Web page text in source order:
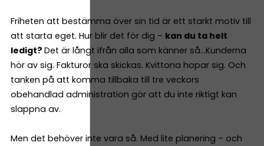
Friheten att bestämma över sin tid är ett starkt motiv till
att starta eget. Hur blir det för dig – kan du ta helt
ledigt? Det är långt ifrån alla som känner så…Kunderna
hör av sig. Fakturor ska skickas. Kvittona hopar sig. Och
tanken på att komma tillbaka till tre veckors
obehandlad administration gör att du inte riktigt kan
slappna av.
Men det behöver inte vara så. Med lite planering – och